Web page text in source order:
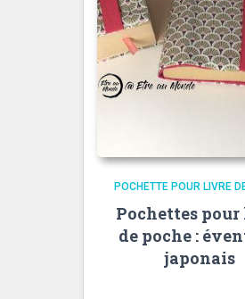
POCHETTE POUR LIVRE
Pochettes
de poche :
japonais